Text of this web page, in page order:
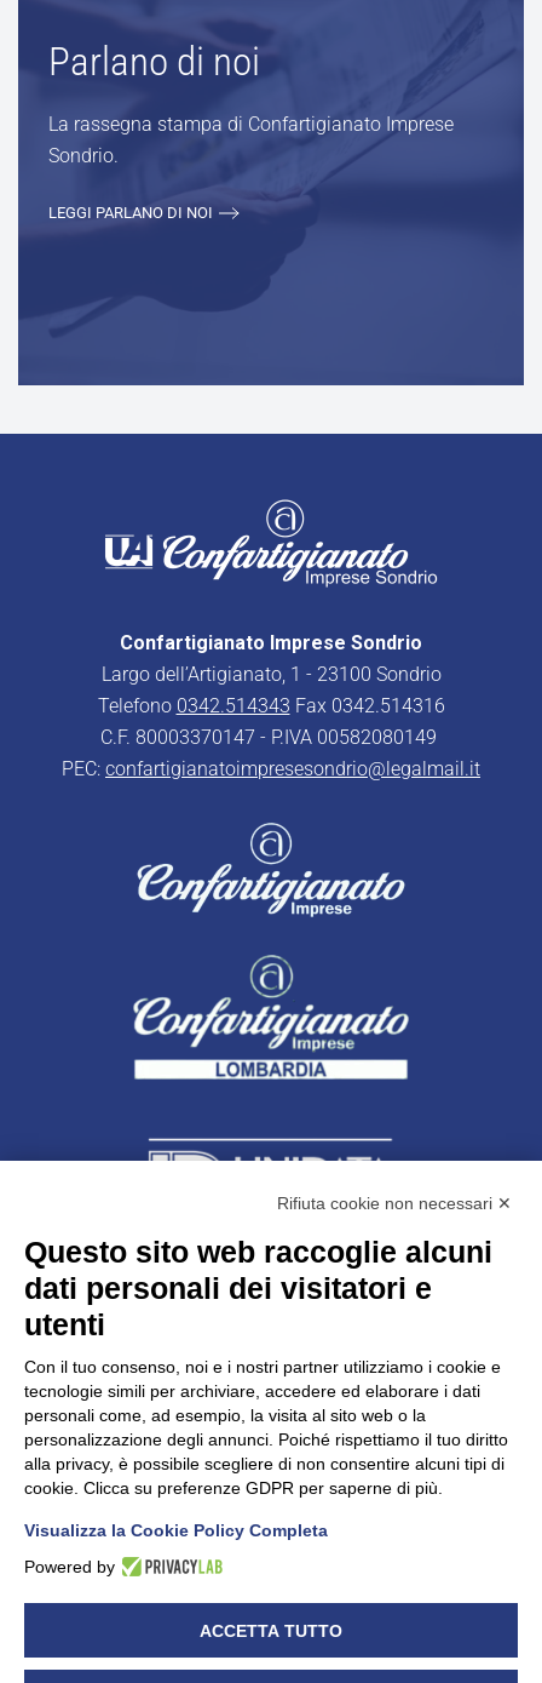
Parlano di noi
La rassegna stampa di Confartigianato Imprese
Sondrio.
LEGGI PARLANO DI NOI
Confartigianato Imprese Sondrio
Largo dell’Artigianato, 1 - 23100 Sondrio
Telefono 0342.514343 Fax 0342.514316
C.F. 80003370147 - P.IVA 00582080149
PEC: confartigianatoimpresesondrio@legalmail.it
Unidata s.r.lcon unico socio
Largo dell’Artigianato, 1 - 23100 Sondrio
C.F. 00481790145 - N.REA SO-36426
PEC: unidata.sondrio@legalmail.it
Cap. soc. euro 100.000,00 i.v.
UNIDATA - Informativa privacy (per i clienti)
UNIDATA - Whistleblowing
Rifiuta cookie non necessari ✕
Questo sito web raccoglie alcuni
dati personali dei visitatori e
utenti
Con il tuo consenso, noi e i nostri partner utilizziamo i cookie e
tecnologie simili per archiviare, accedere ed elaborare i dati
personali come, ad esempio, la visita al sito web o la
personalizzazione degli annunci. Poiché rispettiamo il tuo diritto
alla privacy, è possibile scegliere di non consentire alcuni tipi di
cookie. Clicca su preferenze GDPR per saperne di più.
Visualizza la Cookie Policy Completa
Powered by
ACCETTA TUTTO